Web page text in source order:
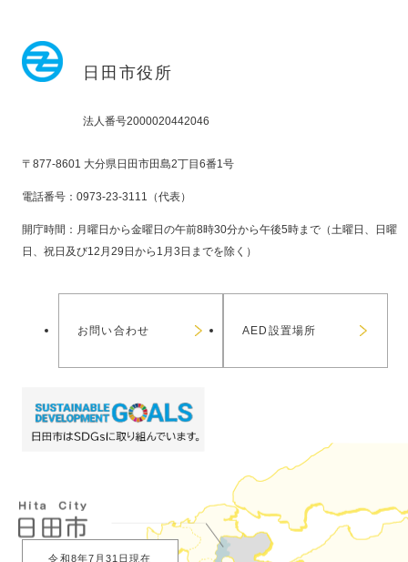
日田市役所
法人番号2000020442046
〒877-8601 大分県日田市田島2丁目6番1号
電話番号：0973-23-3111（代表）
開庁時間：月曜日から金曜日の午前8時30分から午後5時まで（土曜日、日曜
日、祝日及び12月29日から1月3日までを除く）
お問い合わせ AED設置場所
令和8年7月31日現在